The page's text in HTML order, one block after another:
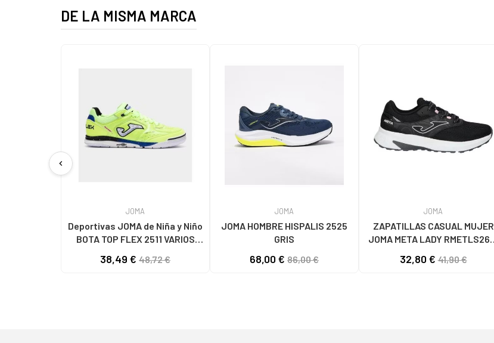
DE LA MISMA MARCA
chevron_left
JOMA
Deportivas JOMA de Niña y Niño
BOTA TOP FLEX 2511 VARIOS
38,49 € 48,72 €
JOMA
JOMA HOMBRE HISPALIS 2525
GRIS
68,00 € 86,00 €
JOMA
ZAPATILLAS CASUAL MUJER
JOMA META LADY RMETLS2601
32,80 €41,90 €